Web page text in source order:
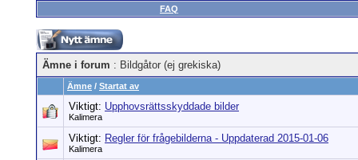
FAQ
Ämne i forum : Bildgåtor (ej grekiska)
Ämne / Startat av
Viktigt: Upphovsrättsskyddade bilder
Kalimera
Viktigt: Regler för frågebilderna - Uppdaterad 2015-01-06
Kalimera